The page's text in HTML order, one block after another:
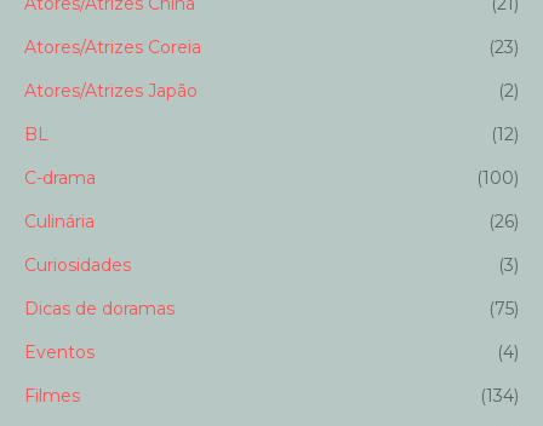
Atores/Atrizes Coreia
(23)
Atores/Atrizes Japão
(2)
BL
(12)
C-drama
(100)
Culinária
(26)
Curiosidades
(3)
Dicas de doramas
(75)
Eventos
(4)
Filmes
(134)